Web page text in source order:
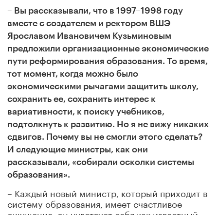
– Вы рассказывали, что в 1997–1998 году
вместе с создателем и ректором ВШЭ
Ярославом Ивановичем Кузьминовым
предложили организационные экономические
пути реформирования образования. То время,
тот момент, когда можно было
экономическими рычагами защитить школу,
сохранить ее, сохранить интерес к
вариативности, к поиску учебников,
подтолкнуть к развитию. Но я не вижу никаких
сдвигов. Почему вы не смогли этого сделать?
И следующие министры, как они
рассказывали, «собирали осколки системы
образования».
– Каждый новый министр, который приходит в
систему образования, имеет счастливое